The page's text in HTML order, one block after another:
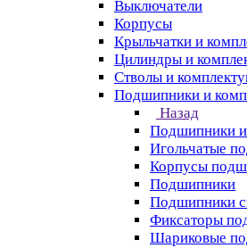
Выключатели
Корпусы
Крыльчатки и
Цилиндры и
Стволы и
Подшипники и
Назад
Подшипники
Игольчатые
Корпусы
Подшипники
Подшипники
Фиксаторы
Шариковые